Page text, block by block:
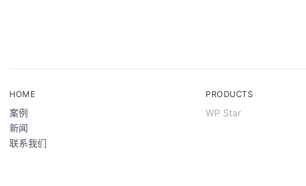
HOME
案例
新闻
联系我们
PRODUCTS
WP Star